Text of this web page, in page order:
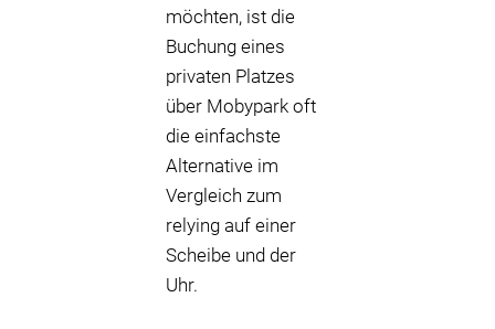
möchten, ist die
Buchung eines
privaten Platzes
über Mobypark oft
die einfachste
Alternative im
Vergleich zum
relying auf einer
Scheibe und der
Uhr.